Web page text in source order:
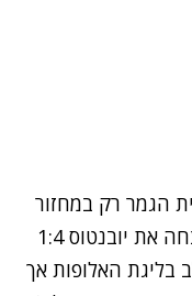
הגמר רק במחזור
האחרון של שלב הבתים לאחר שניצחה את יובנטוס 1:4
בליגת האלופות אך